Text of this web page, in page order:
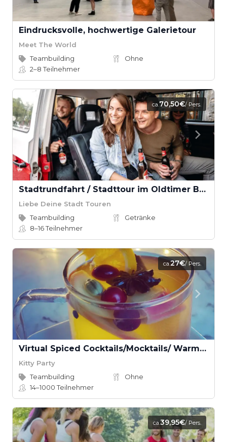
Eindrucksvolle, hochwertige Galerietour
Meet The World
Teambuilding
Ohne
2–8Teilnehmer
ca.70,50€/ Pers.
Stadtrundfahrt / Stadttour im Oldtimer Bulli | Teamevent & Teambuilding (2,5h)
Liebe Deine Stadt Touren
Teambuilding
Getränke
8–16Teilnehmer
ca.27€/ Pers.
Virtual Spiced Cocktails/Mocktails/ Warm Drinks or Smoothies with Dancing Chef
Kitty Party
Teambuilding
Ohne
14–1000Teilnehmer
ca.39,95€/ Pers.